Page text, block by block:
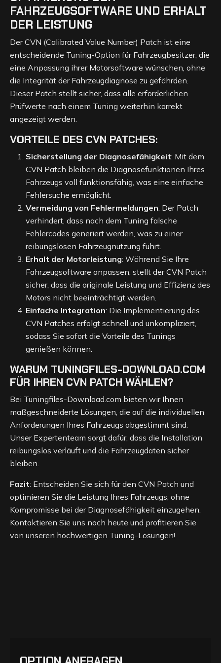
FAHRZEUGSOFTWARE UND ERHALT
DER LEISTUNG
Der CVN (Calibrated Value Number) Patch ist eine
entscheidende Tuning-Option für Fahrzeugbesitzer, die
eine Anpassung ihrer Motorsoftware wünschen, ohne
die Integrität der Fahrzeugdiagnose zu gefährden.
Dieser Patch stellt sicher, dass alle erforderlichen
Prüfwerte nach einem Tuning weiterhin korrekt
angezeigt werden.
VORTEILE DES CVN PATCHES:
Sicherstellung der Diagnosefähigkeit: Mit dem
CVN Patch bleiben die Diagnosefunktionen Ihres
Fahrzeugs voll funktionsfähig, was eine einfache
Fehlersuche ermöglicht.
Vermeidung von Fehlermeldungen: Der Patch
verhindert, dass nach dem Tuning falsche
Fehlercodes generiert werden, was zu einer
reibungslosen Fahrzeugnutzung führt.
Erhalt der Motorleistung: Während Sie Ihre
Fahrzeugsoftware anpassen, stellt der CVN Patch
sicher, dass die originale Leistung und Effizienz des
Motors nicht beeinträchtigt werden.
Einfache Integration: Die Implementierung des
CVN Patches erfolgt schnell und unkompliziert,
sodass Sie sofort die Vorteile des Tunings
genießen können.
WARUM TUNINGFILES-DOWNLOAD.COM
FÜR IHREN CVN PATCH WÄHLEN?
Bei Tuningfiles-Download.com bieten wir Ihnen
maßgeschneiderte Lösungen, die auf die individuellen
Anforderungen Ihres Fahrzeugs abgestimmt sind.
Unser Expertenteam sorgt dafür, dass die Installation
reibungslos verläuft und die Fahrzeugdaten sicher
bleiben.
Fazit: Entscheiden Sie sich für den CVN Patch und
optimieren Sie die Leistung Ihres Fahrzeugs, ohne
Kompromisse bei der Diagnosefähigkeit einzugehen.
Kontaktieren Sie uns noch heute und profitieren Sie
von unseren hochwertigen Tuning-Lösungen!